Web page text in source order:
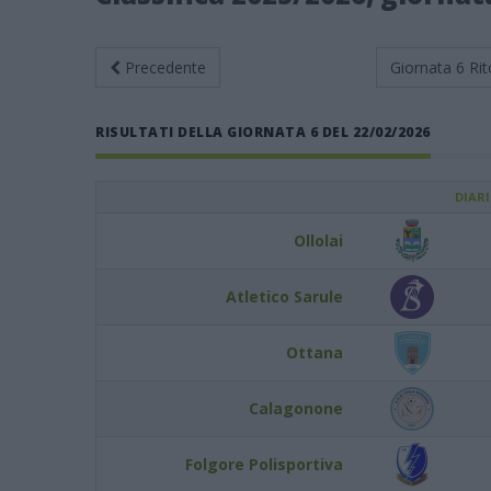
Precedente Giornata 6
RISULTATI DELLA GIORNATA 6 DEL 22/02/2026
Ollolai
Atletico Sarule
Ottana
Calagonone
Folgore Polisportiva